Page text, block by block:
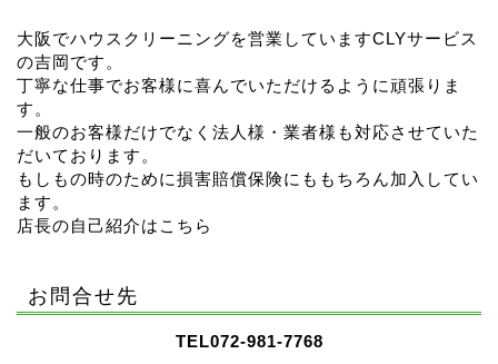
大阪でハウスクリーニングを営業していますCLYサービス
の吉岡です。
丁寧な仕事でお客様に喜んでいただけるように頑張りま
す。
一般のお客様だけでなく法人様・業者様も対応させていた
だいております。
もしもの時のために損害賠償保険にももちろん加入してい
ます。
店長の自己紹介はこちら
お問合せ先
TEL072-981-7768